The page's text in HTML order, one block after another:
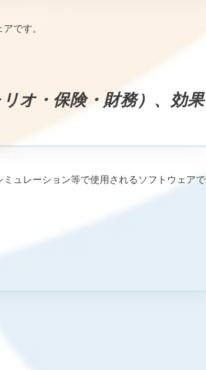
です。
オ・保険・財務）、効果
ュレーション等で使用されるソフトウェアで